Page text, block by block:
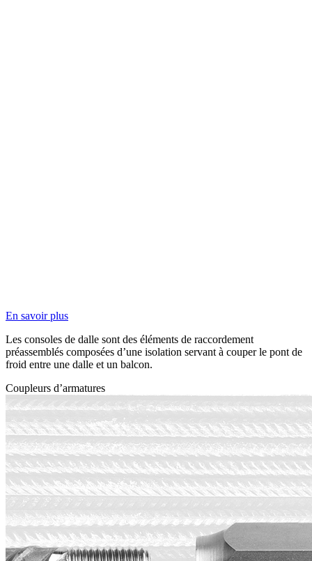
En savoir plus
Les consoles de dalle sont des éléments de raccordement
préassemblés composées d’une isolation servant à couper le pont de
froid entre une dalle et un balcon.
Coupleurs d’armatures